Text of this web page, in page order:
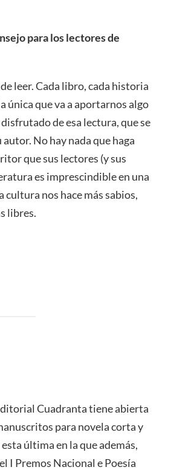
para los lectores de
leer. Cada libro, cada historia
única que va a aportarnos algo
de esa lectura, que se
autor. No hay nada que haga
que sus lectores (y sus
es imprescindible en una
cultura nos hace más sabios,
libres.
Cuadranta tiene abierta
para novela corta y
última en la que además,
I Premos Nacional e Poesía